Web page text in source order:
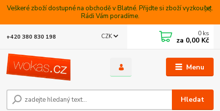
Veškeré zboží dostupné na obchodě v Blatné. Přijdte si zboží vyzkoušet.
Rádi Vám poradíme.
Menu
CZK
Hledat
+420 380 830 198 0 ks
za 0,00 Kč